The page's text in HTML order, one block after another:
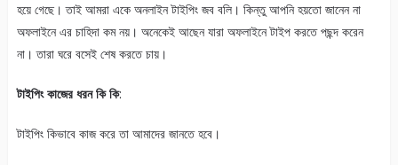
হয়ে গেছে। তাই আমরা একে অনলাইন টাইপিং জব বলি। কিন্তু আপনি হয়তো জানেন না
অফলাইনে এর চাহিদা কম নয়। অনেকেই আছেন যারা অফলাইনে টাইপ করতে পছন্দ করেন
না। তারা ঘরে বসেই শেষ করতে চায়।
টাইপিং কাজের ধরন কি কি:
টাইপিং কিভাবে কাজ করে তা আমাদের জানতে হবে।